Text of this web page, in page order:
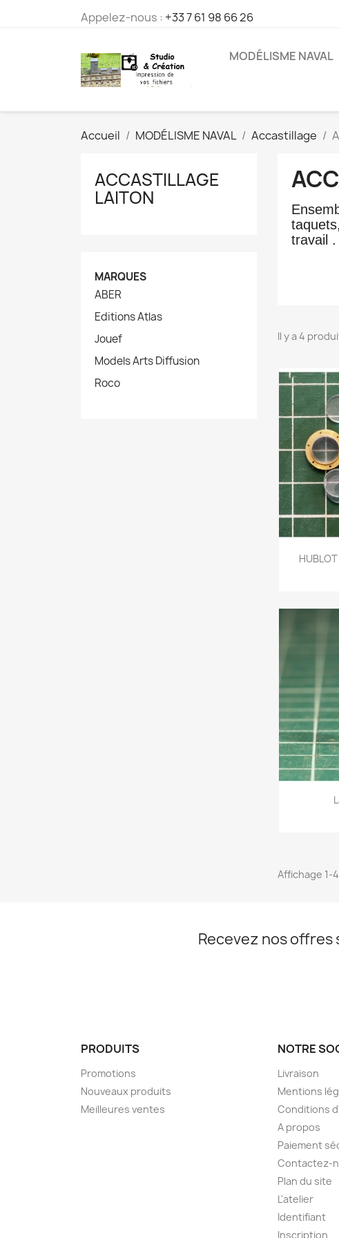
Appelez-nous : +33 7 61 98 66 26
MODÉLISME NAVAL
Accueil MODÉLISME NAVAL Accastillage
ACCASTILLAGE
LAITON
MARQUES
ABER
Editions Atlas
Jouef
Models Arts Diffusion
Roco
travail .
Il y a 4


Affichage 1-
Recevez nos offres
PRODUITS
Promotions
Nouveaux produits
Meilleures ventes
NOTRE
Livraison
Mentions
Conditions
A propos
Paiement
Contactez-
Plan du site
L'atelier
Identifiant
Inscription